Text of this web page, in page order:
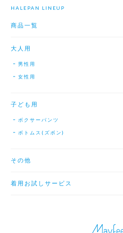
HALEPAN LINEUP
商品一覧
大人用
男性用
女性用
子ども用
ボクサーパンツ
ボトムス(ズボン)
その他
着用お試しサービス